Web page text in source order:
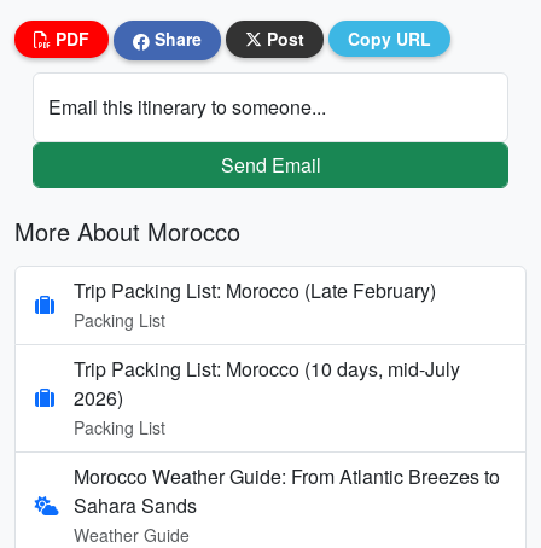
PDF Share Post Copy URL
Email this itinerary to someone...
Send Email
More About Morocco
Trip Packing List: Morocco (Late February)
Packing List
Trip Packing List: Morocco (10 days, mid-July
2026)
Packing List
Morocco Weather Guide: From Atlantic Breezes to
Sahara Sands
Weather Guide